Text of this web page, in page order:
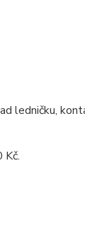
ledničku,
Kč.